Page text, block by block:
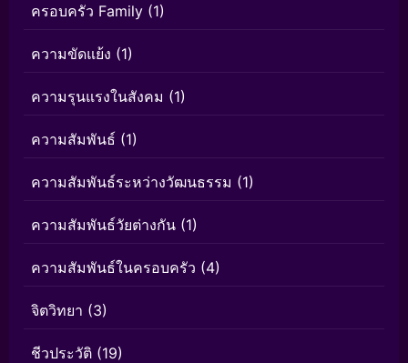
ครอบครัว Family (1)
ความขัดแย้ง (1)
ความรุนแรงในสังคม (1)
ความสัมพันธ์ (1)
ความสัมพันธ์ระหว่างวัฒนธรรม (1)
ความสัมพันธ์วัยต่างกัน (1)
ความสัมพันธ์ในครอบครัว (4)
จิตวิทยา (3)
ชีวประวัติ (19)